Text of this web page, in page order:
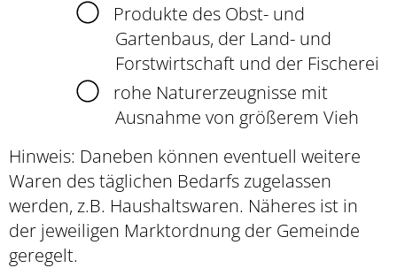
Produkte des Obst- und
Gartenbaus, der Land- und
Forstwirtschaft und der Fischerei
rohe Naturerzeugnisse mit
Ausnahme von größerem Vieh
Hinweis: Daneben können eventuell weitere
Waren des täglichen Bedarfs zugelassen
werden, z.B. Haushaltswaren. Näheres ist in
der jeweiligen Marktordnung der Gemeinde
geregelt.